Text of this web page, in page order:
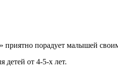
порадует малышей
детей от 4-5-х лет.